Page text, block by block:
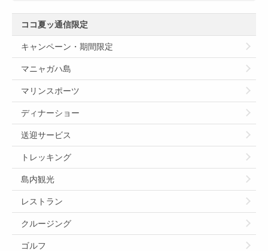
ココ夏ッ通信限定
キャンペーン・期間限定
マニャガハ島
マリンスポーツ
ディナーショー
送迎サービス
トレッキング
島内観光
レストラン
クルージング
ゴルフ